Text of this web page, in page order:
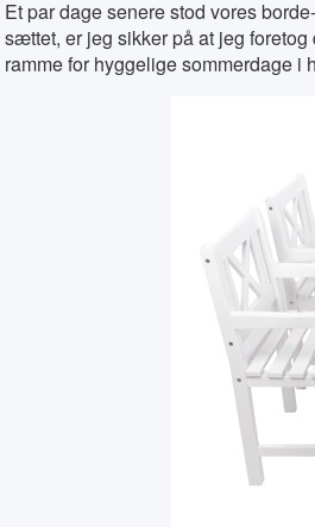
Et par dage senere stod vores
sættet, er jeg sikker på at jeg
ramme for hyggelige sommerdage i